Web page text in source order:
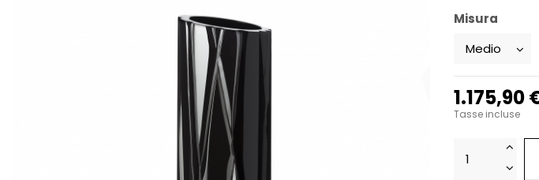
Misura
1.175,90
Tasse incluse